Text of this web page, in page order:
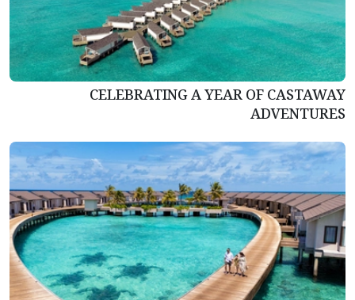
CELEBRATING A YEAR OF CASTAWAY
ADVENTURES